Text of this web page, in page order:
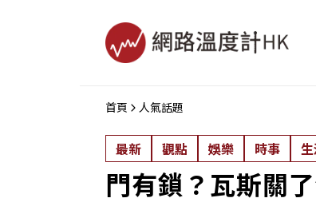
首頁 人氣話題
最新 觀點 娛樂 時事
門有鎖？瓦斯關